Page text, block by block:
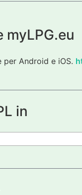
myLPG.eu
Android e iOS.
in